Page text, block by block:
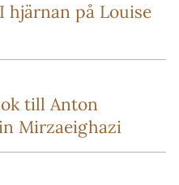
hjärnan på Louise
till Anton
Mirzaeighazi